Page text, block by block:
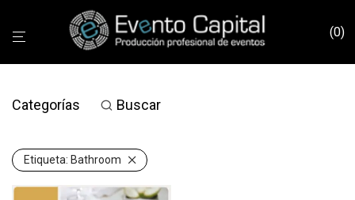
0
Categorías Buscar
Etiqueta: Bathroom